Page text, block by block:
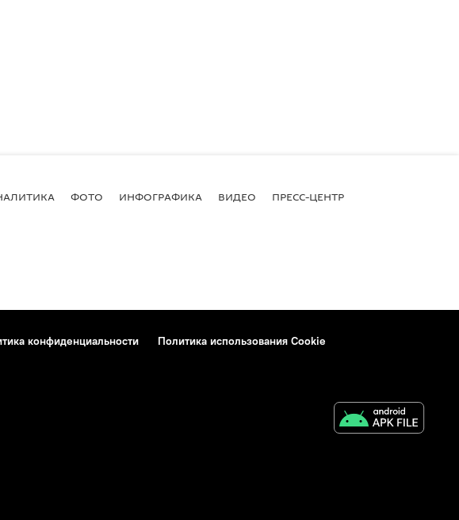
ФОТО ИНФОГРАФИКА ВИДЕО ПРЕСС-ЦЕНТР
конфиденциальности
Политика использования Cookie